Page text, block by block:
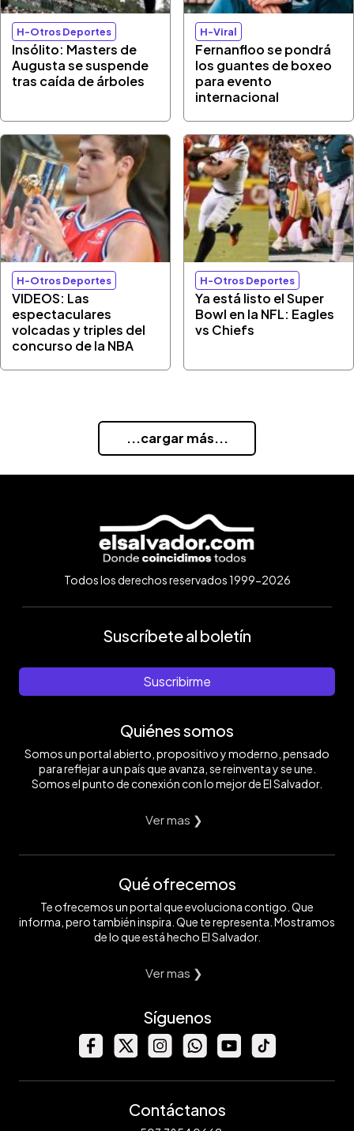
H-Otros Deportes
Insólito: Masters de
Augusta se suspende
tras caída de árboles
H-Viral
Fernanfloo se pondrá
los guantes de boxeo
para evento
internacional
H-Otros Deportes
VIDEOS: Las
espectaculares
volcadas y triples del
concurso de la NBA
H-Otros Deportes
Ya está listo el Super
Bowl en la NFL: Eagles
vs Chiefs
...cargar más...
Todos los derechos reservados 1999-2026
Suscríbete al boletín
Suscribirme
Quiénes somos
Somos un portal abierto, propositivo y moderno, pensado
para reflejar a un país que avanza, se reinventa y se une.
Somos el punto de conexión con lo mejor de El Salvador.
Ver mas ❯
Qué ofrecemos
Te ofrecemos un portal que evoluciona contigo. Que
informa, pero también inspira. Que te representa. Mostramos
de lo que está hecho El Salvador.
Ver mas ❯
Síguenos
Contáctanos